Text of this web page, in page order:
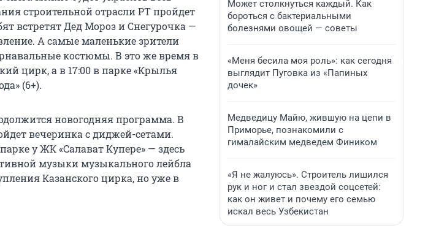
строительной отрасли РТ пройдет
встретят Дед Мороз и Снегурочка —
А самые маленькие зрители
костюмы. В это же время в
цирк, а в 17:00 в парке «Крылья
(6+).
новогодняя программа. В
вечеринка с диджей-сетами.
у ЖК «Салават Купере» — здесь
музыки музыкального лейбла
Казанского цирка, но уже в
Может столкнуться каждый. Как
бороться с бактериальными
болезнями овощей — советы
«Меня бесила моя роль»: как сегодня
выглядит Пуговка из «Папиных
дочек»
Медведицу Майю, жившую на цепи в
Приморье, познакомили с
гималайским медведем Фиником
«Я не жалуюсь». Строитель лишился
рук и ног и стал звездой соцсетей:
как он живет и почему его семью
искал весь Узбекистан